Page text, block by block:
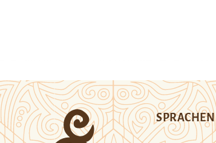
SPRACHEN